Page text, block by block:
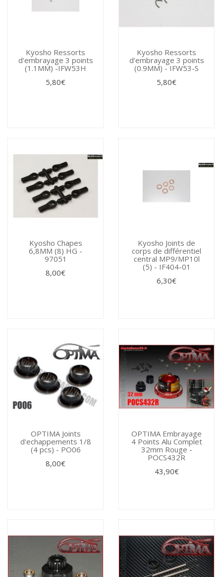
Kyosho Ressorts
d'embrayage 3 points
(1.1MM) -IFW53H
5,80€
Kyosho Ressorts
d'embrayage 3 points
(0.9MM) - IFW53-S
5,80€
Kyosho Chapes
6,8MM (8) HG -
97051
8,00€
Kyosho Joints de
corps de différentiel
central MP9/MP10l
(5) - IF404-01
6,30€
OPTIMA Joints
d'echappements 1/8
(4 pcs) - PO06
8,00€
OPTIMA Embrayage
4 Points Alu Complet
32mm Rouge -
POCS432R
43,90€